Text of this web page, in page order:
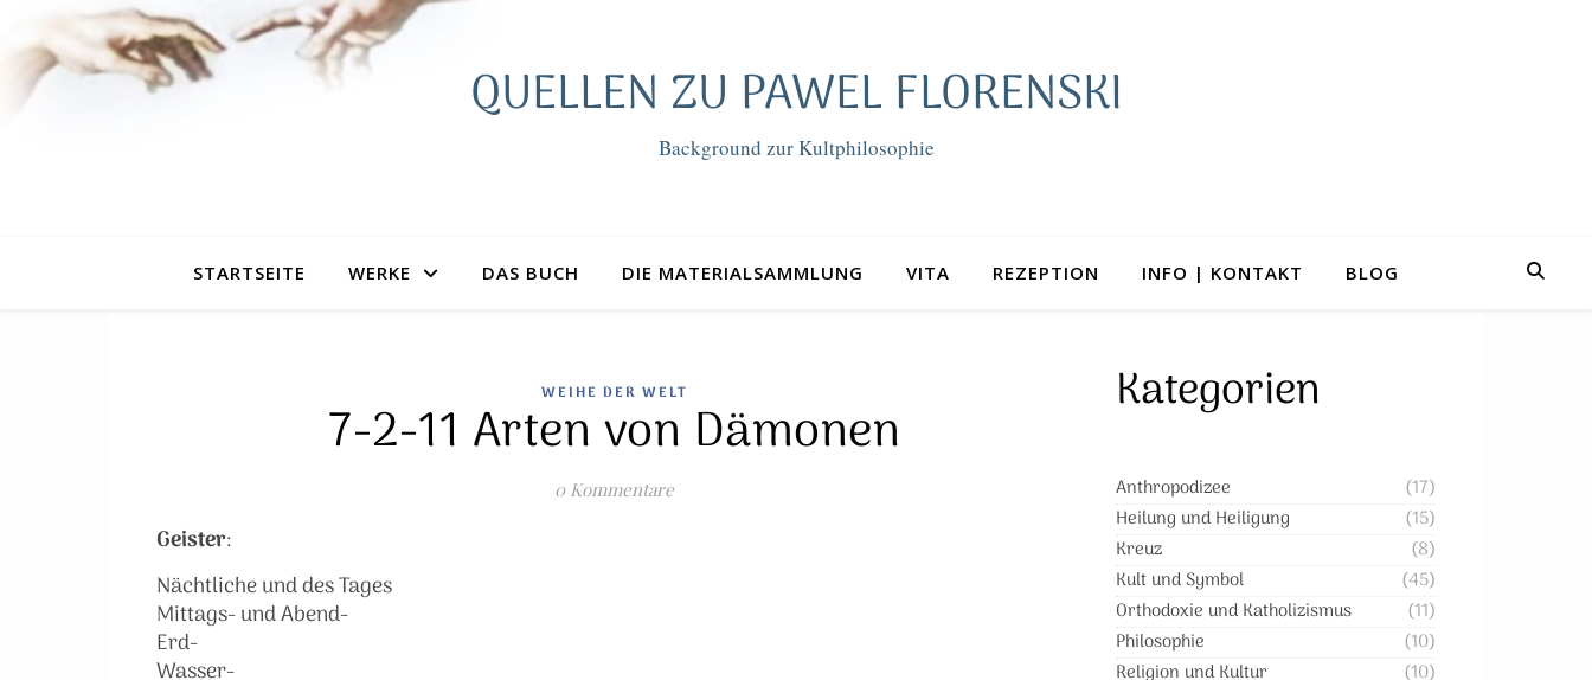
QUELLEN ZU PAWEL FLORENSKI
Background zur Kultphilosophie
STARTSEITE WERKE DAS BUCH DIE MATERIALSAMMLUNG VITA REZEPTION INFO | KONTAKT BLOG
WEIHE DER WELT
7-2-11 Arten von Dämonen
0 Kommentare
Geister:
Nächtliche und des Tages
Mittags- und Abend-
Erd-
Wasser-
Kategorien
Anthropodizee
(17)
Heilung und Heiligung
(15)
Kreuz
(8)
Kult und Symbol
(45)
Orthodoxie und Katholizismus
(11)
Philosophie
(10)
Religion und Kultur
(10)